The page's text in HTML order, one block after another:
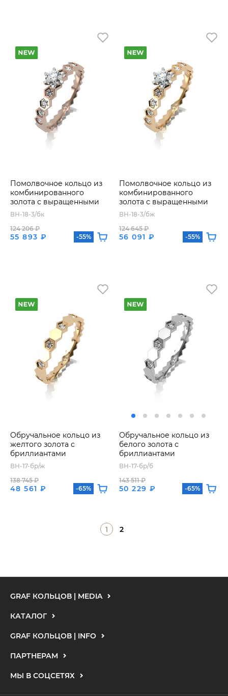
Помолвочное кольцо из
комбинированного
золота с выращенными
бриллиантами
ВН-18-3/бк
55 893 ₽
124 206 ₽
-55%
Помолвочное кольцо из
комбинированного
золота с выращенными
бриллиантами
ВН-18-3/бж
56 091 ₽
124 645 ₽
-55%
Обручальное кольцо из
желтого золота с
бриллиантами
ВН-17-бр/ж
48 561 ₽
138 745 ₽
-65%
Обручальное кольцо из
белого золота с
бриллиантами
ВН-17-бр/б
50 229 ₽
143 511 ₽
-65%
1 2
GRAF КОЛЬЦОВ | MEDIA
КАТАЛОГ
GRAF КОЛЬЦОВ | INFO
ПАРТНЕРАМ
МЫ В СОЦСЕТЯХ